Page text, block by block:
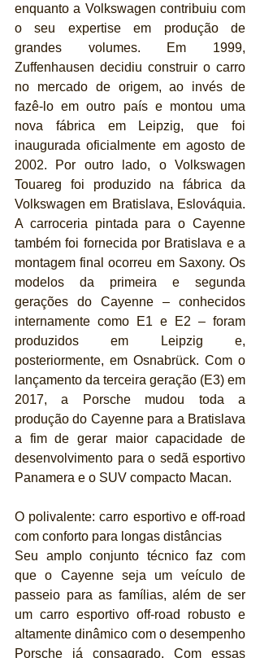
enquanto a Volkswagen contribuiu com
o seu expertise em produção de
grandes volumes. Em 1999,
Zuffenhausen decidiu construir o carro
no mercado de origem, ao invés de
fazê-lo em outro país e montou uma
nova fábrica em Leipzig, que foi
inaugurada oficialmente em agosto de
2002. Por outro lado, o Volkswagen
Touareg foi produzido na fábrica da
Volkswagen em Bratislava, Eslováquia.
A carroceria pintada para o Cayenne
também foi fornecida por Bratislava e a
montagem final ocorreu em Saxony. Os
modelos da primeira e segunda
gerações do Cayenne – conhecidos
internamente como E1 e E2 – foram
produzidos em Leipzig e,
posteriormente, em Osnabrück. Com o
lançamento da terceira geração (E3) em
2017, a Porsche mudou toda a
produção do Cayenne para a Bratislava
a fim de gerar maior capacidade de
desenvolvimento para o sedã esportivo
Panamera e o SUV compacto Macan.
O polivalente: carro esportivo e off-road
com conforto para longas distâncias
Seu amplo conjunto técnico faz com
que o Cayenne seja um veículo de
passeio para as famílias, além de ser
um carro esportivo off-road robusto e
altamente dinâmico com o desempenho
Porsche já consagrado. Com essas